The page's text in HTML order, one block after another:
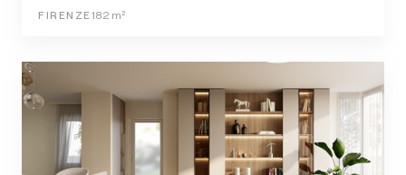
FIRENZE 182m²